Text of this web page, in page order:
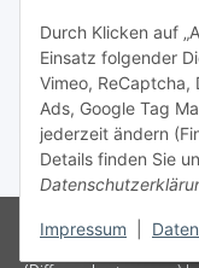
Durch Klicken auf
Einsatz folgender
Vimeo, ReCaptcha,
Ads, Google Tag
jederzeit ändern
Details finden Sie
Impressum
* Alle Preise inkl.
Besucherzähler: